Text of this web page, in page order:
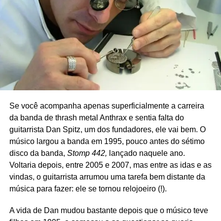
da dupla e costumava dizer que a estreia do Suicide, o
disco epônimo de 1977, era “um dos discos mais
sensacionais que já ouvi”. Em 1980, o cantor esteve com
a dupla e Vega descobriu que Springsteen era seu fã – e
se surpreendeu.
“Ele estava gravando o disco
(1980) e nós
estávamos gravando nosso segundo álbum em Nova
York. Então tivemos uma reunião de audição do nosso
álbum. Havia três ou quatro figurões da nossa gravadora,
e Bruce também estava lá. Depois que tocamos o álbum,
houve um silêncio mortal… exceto por Bruce, que disse,
‘Isso foi ótimo pra caralho.’ Ele fazia questão de nos dizer
o quanto nos amava”,contouem 2014 aoNew York
Post.
obra de Bruce e de entrevistas do Suicide, descobre: a
Estamos noCastbox noMixcloud , noSpotify,
Deezer e no Google Podcasts.
Edição, roteiro, narração, pesquisa: Ricardo Schott.
Identidade visual:Aline Haluch. Trilha sonora:
Souto Maior
. Estamos aqui toda sexta-feira!
Se você acompanha apenas superficialmente a carreira
da banda de thrash metal Anthrax e sentia falta do
guitarrista Dan Spitz, um dos fundadores, ele vai bem. O
músico largou a banda em 1995, pouco antes do sétimo
disco da banda, Stomp 442, lançado naquele ano.
Voltaria depois, entre 2005 e 2007, mas entre as idas e as
vindas, o guitarrista arrumou uma tarefa bem distante da
música para fazer: ele se tornou relojoeiro (!).
A vida de Dan mudou bastante depois que o músico teve